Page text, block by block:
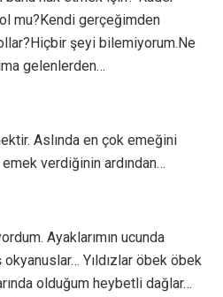
mu?Kendi gerçeğimden
şeyi bilemiyorum.Ne
gelenlerden…
Aslında en çok emeğini
verdiğinin ardından…
Ayaklarımın ucunda
Yıldızlar öbek öbek
olduğum heybetli dağlar…